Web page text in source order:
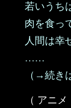
若いうち
肉を食っ
人間は幸
……
（→続き
（ アニ